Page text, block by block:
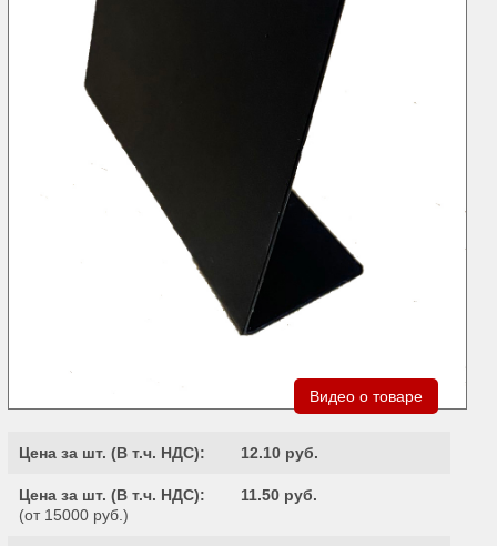
Видео о товаре
Цена за шт. (В т.ч. НДС): 12.10 руб.
Цена за шт. (В т.ч. НДС):
(от 15000 руб.)
11.50 руб.